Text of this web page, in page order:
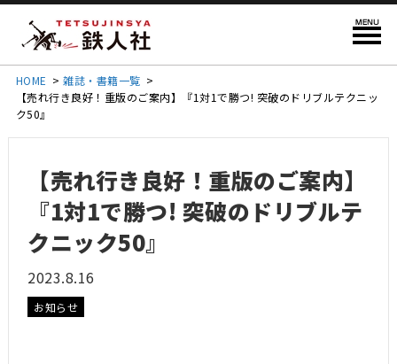
HOME > 雑誌・書籍一覧 >
【売れ行き良好！重版のご案内】『1対1で勝つ! 突破のドリブルテクニッ
ク50』
【売れ行き良好！重版のご案内】
『1対1で勝つ! 突破のドリブルテ
クニック50』
2023.8.16
お知らせ